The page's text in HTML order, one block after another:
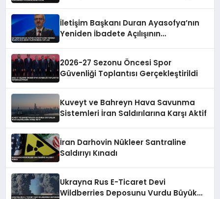
İletişim Başkanı Duran Ayasofya’nın
Yeniden İbadete Açılışının
2026-27 Sezonu Öncesi Spor
Güvenliği Toplantısı Gerçekleştirildi
Kuveyt ve Bahreyn Hava Savunma
Sistemleri İran Saldırılarına Karşı Aktif
İran Darhovin Nükleer Santraline
Saldırıyı Kınadı
Ukrayna Rus E-Ticaret Devi
Wildberries Deposunu Vurdu Büyük